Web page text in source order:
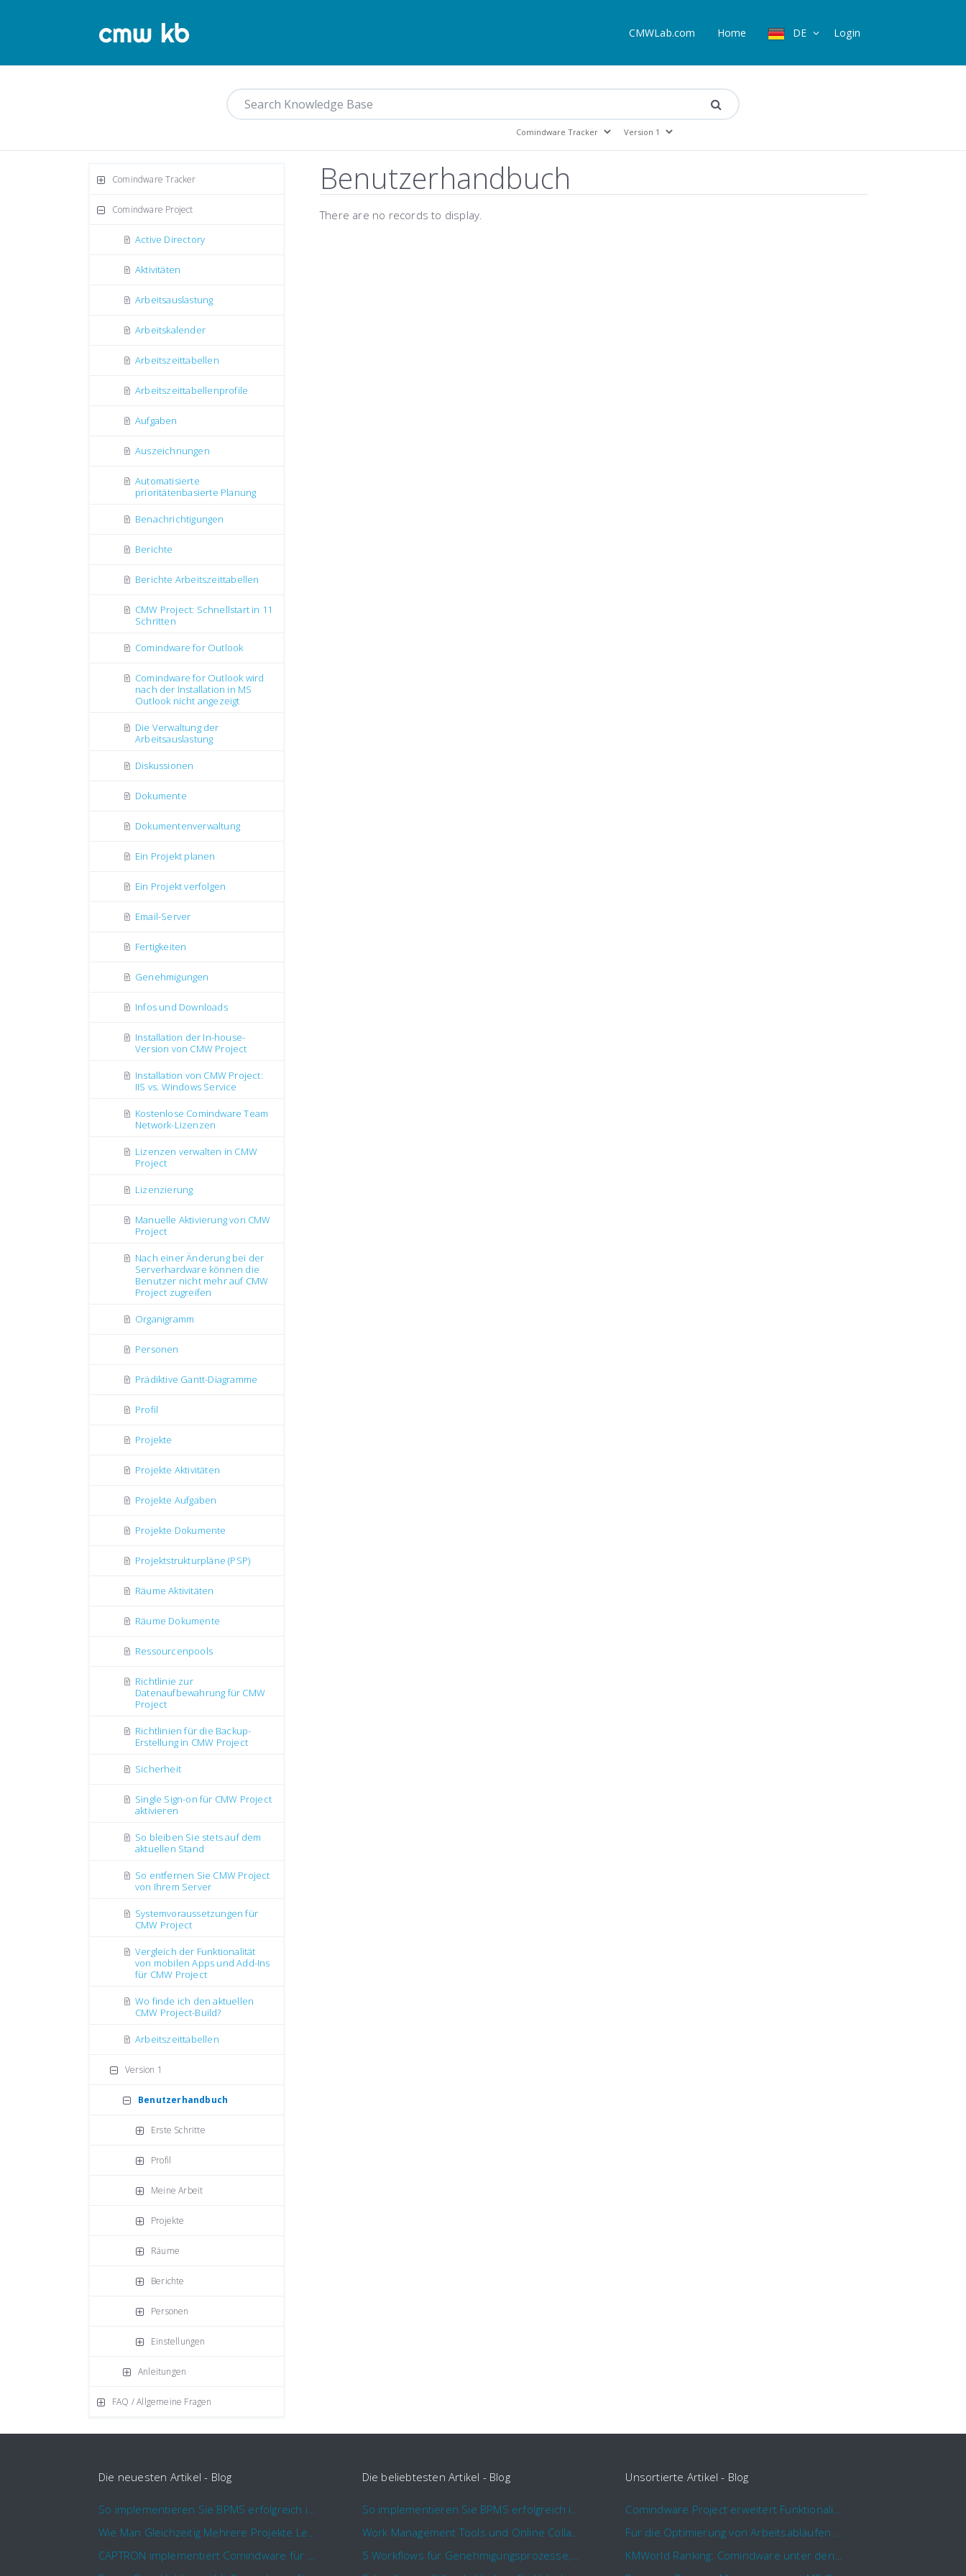
CMWLab.com Home DE Login
Comindware Tracker
Comindware Project
Active Directory
Aktivitäten
Arbeitsauslastung
Arbeitskalender
Arbeitszeittabellen
Arbeitszeittabellenprofile
Aufgaben
Auszeichnungen
Automatisierte
prioritätenbasierte Planung
Benachrichtigungen
Berichte
Berichte Аrbeitszeittabellen
CMW Project: Schnellstart in 11
Schritten
Comindware for Outlook
Comindware for Outlook wird
nach der Installation in MS
Outlook nicht angezeigt
Die Verwaltung der
Arbeitsauslastung
Diskussionen
Dokumente
Dokumentenverwaltung
Ein Projekt planen
Ein Projekt verfolgen
Email-Server
Fertigkeiten
Genehmigungen
Infos und Downloads
Installation der In-house-
Version von CMW Project
Installation von CMW Project:
IIS vs. Windows Service
Kostenlose Comindware Team
Network-Lizenzen
Lizenzen verwalten in CMW
Project
Lizenzierung
Manuelle Aktivierung von CMW
Project
Nach einer Änderung bei der
Serverhardware können die
Benutzer nicht mehr auf CMW
Project zugreifen
Organigramm
Personen
Prädiktive Gantt-Diagramme
Profil
Projekte
Projekte Aktivitäten
Projekte Aufgaben
Projekte Dokumente
Projektstrukturpläne (PSP)
Räume Aktivitäten
Räume Dokumente
Ressourcenpools
Richtlinie zur
Datenaufbewahrung für CMW
Project
Richtlinien für die Backup-
Erstellung in CMW Project
Sicherheit
Single Sign-on für CMW Project
aktivieren
So bleiben Sie stets auf dem
aktuellen Stand
So entfernen Sie CMW Project
von Ihrem Server
Systemvoraussetzungen für
CMW Project
Vergleich der Funktionalität
von mobilen Apps und Add-Ins
für CMW Project
Wo finde ich den aktuellen
CMW Project-Build?
Аrbeitszeittabellen
Version 1
Benutzerhandbuch
Erste Schritte
Profil
Meine Arbeit
Projekte
Räume
Berichte
Personen
Einstellungen
Anleitungen
FAQ / Allgemeine Fragen
Benutzerhandbuch
There are no records to display.
Die neuesten Artikel - Blog
So implementieren Sie BPMS erfolgreich in Ihrem Unternehmen
Wie Man Gleichzeitig Mehrere Projekte Leitet – 5 Dinge Die Sie Wissen Sollten
CAPTRON implementiert Comindware für die durchgehende „Order to Assemble“-Prozessautomatisierung
Die beliebtesten Artikel - Blog
So implementieren Sie BPMS erfolgreich in Ihrem Unternehmen
Work Management Tools und Online Collaboration
5 Workflows für Genehmigungsprozesse, die Sie mit Comindware Tracker automatisieren können
Unsortierte Artikel - Blog
Comindware Project erweitert Funktionalitäten für Projektteams
Für die Optimierung von Arbeitsabläufen sind Cloud Automation Tools die erste Wahl
KMWorld Ranking: Comindware unter den TOP 100